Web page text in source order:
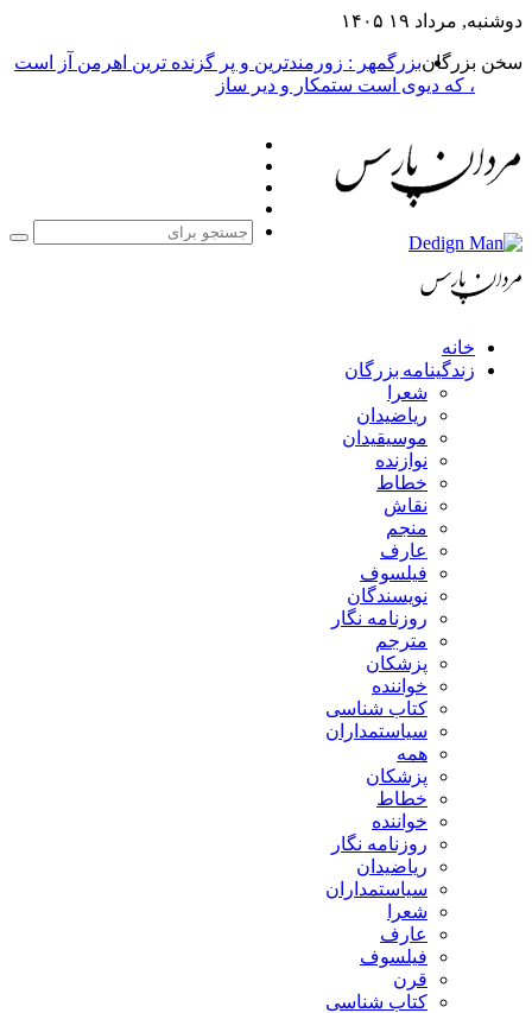
دوشنبه, مرداد ۱۹ ۱۴۰۵
سخن بزرگانبزرگمهر : زورمندترین و پر گزنده ترین اهرمن آز است
، که دیوی است ستمکار و دیر ساز
خانه
زندگینامه بزرگان
شعرا
ریاضیدان
موسیقیدان
نوازنده
خطاط
نقاش
منجم
عارف
فیلسوف
نویسندگان
روزنامه نگار
مترجم
پزشکان
خواننده
کتاب شناسی
سیاستمداران
همه
پزشکان
خطاط
خواننده
روزنامه نگار
ریاضیدان
سیاستمداران
شعرا
عارف
فیلسوف
قرن
کتاب شناسی